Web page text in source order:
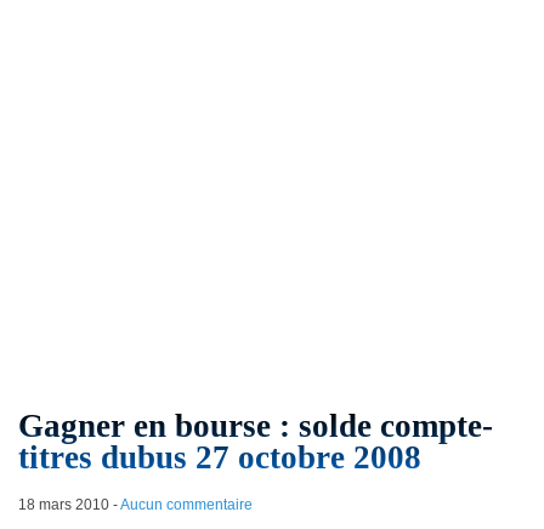
Gagner en bourse : solde compte-
titres dubus 27 octobre 2008
18 mars 2010-Aucun commentaire